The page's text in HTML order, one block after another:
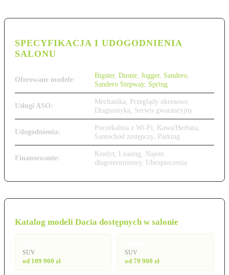
SPECYFIKACJA I UDOGODNIENIA
SALONU
Oferowane modele: Bigster, Duster, Jogger, Sandero
Sandero Stepway, Spring
Usługi ASO:
Mechanika, Przeglądy okresowe,
Diagnostyka, Serwis gwarancyjny
Udogodnienia:
Poczekalnia z Wi-Fi, Kawa/Herbata,
Samochód zastępczy, Parking
Finansowanie:
Kredyt, Leasing, Najem
długoterminowy, Ubezpieczenia
Katalog modeli Dacia dostępnych w salonie
SUV
od 109 900 zł
SUV
od 79 900 zł